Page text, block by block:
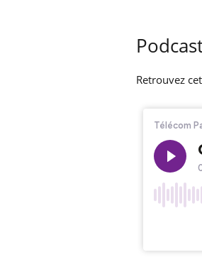
Retrouvez